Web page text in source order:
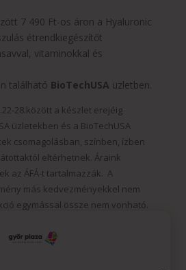
7 490 Ft-os áron a Hyaluronic
étrendkiegészítőt
vitaminokkal és
található BioTechUSA üzletben.
28.között a készlet erejéig
üzletekben és a BioTechUSA
csomagolásban, színben, ízben
eltérhetnek. Áraink
az ÁFÁ-t tartalmazzák. A
más kedvezményekkel nem
egymással össze nem vonható.
étrendet és az egészséges